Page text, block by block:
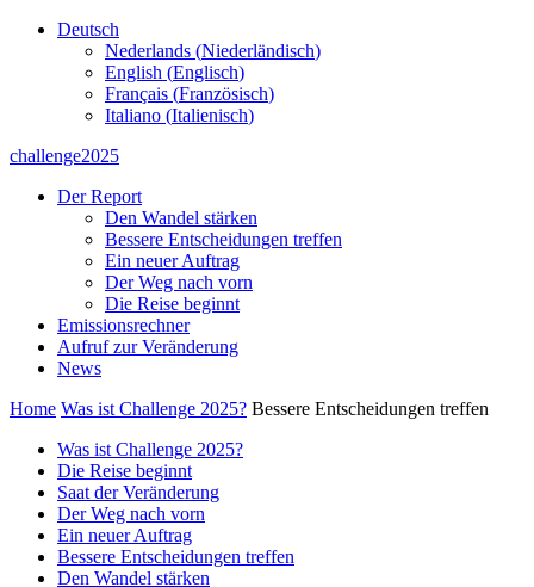
Deutsch
Nederlands (Niederländisch)
English (Englisch)
Français (Französisch)
Italiano (Italienisch)
challenge2025
Der Report
Den Wandel stärken
Bessere Entscheidungen treffen
Ein neuer Auftrag
Der Weg nach vorn
Die Reise beginnt
Emissionsrechner
Aufruf zur Veränderung
News
Home Was ist Challenge 2025? Bessere Entscheidungen treffen
Was ist Challenge 2025?
Die Reise beginnt
Saat der Veränderung
Der Weg nach vorn
Ein neuer Auftrag
Bessere Entscheidungen treffen
Den Wandel stärken